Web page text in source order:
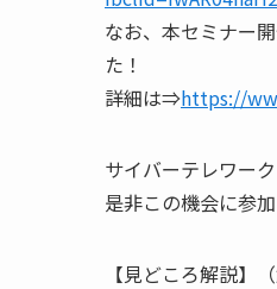
なお、本セミナー
た！
詳細は⇒https://
サイバーテレワー
是非この機会に参
【見どころ解説】